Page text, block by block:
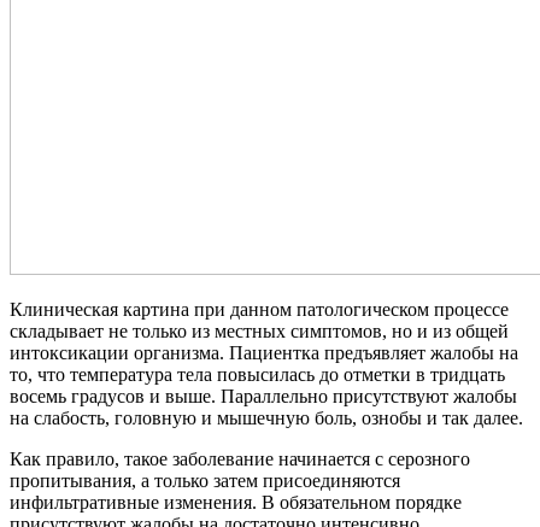
Клиническая картина при данном патологическом процессе
складывает не только из местных симптомов, но и из общей
интоксикации организма. Пациентка предъявляет жалобы на
то, что температура тела повысилась до отметки в тридцать
восемь градусов и выше. Параллельно присутствуют жалобы
на слабость, головную и мышечную боль, ознобы и так далее.
Как правило, такое заболевание начинается с серозного
пропитывания, а только затем присоединяются
инфильтративные изменения. В обязательном порядке